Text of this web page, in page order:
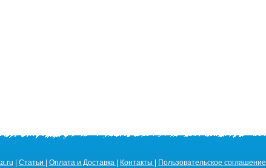
Статьи Оплата и Доставка Контакты Пользовательское соглашение